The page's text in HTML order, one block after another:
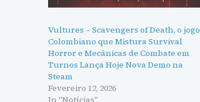
Vultures – Scavengers of Death, o jogo
Colombiano que Mistura Survival
Horror e Mecânicas de Combate em
Turnos Lança Hoje Nova Demo na
Steam
Fevereiro 12, 2026
In "Notícias"